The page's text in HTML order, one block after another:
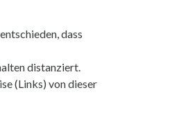
dass
distanziert.
(Links) von dieser